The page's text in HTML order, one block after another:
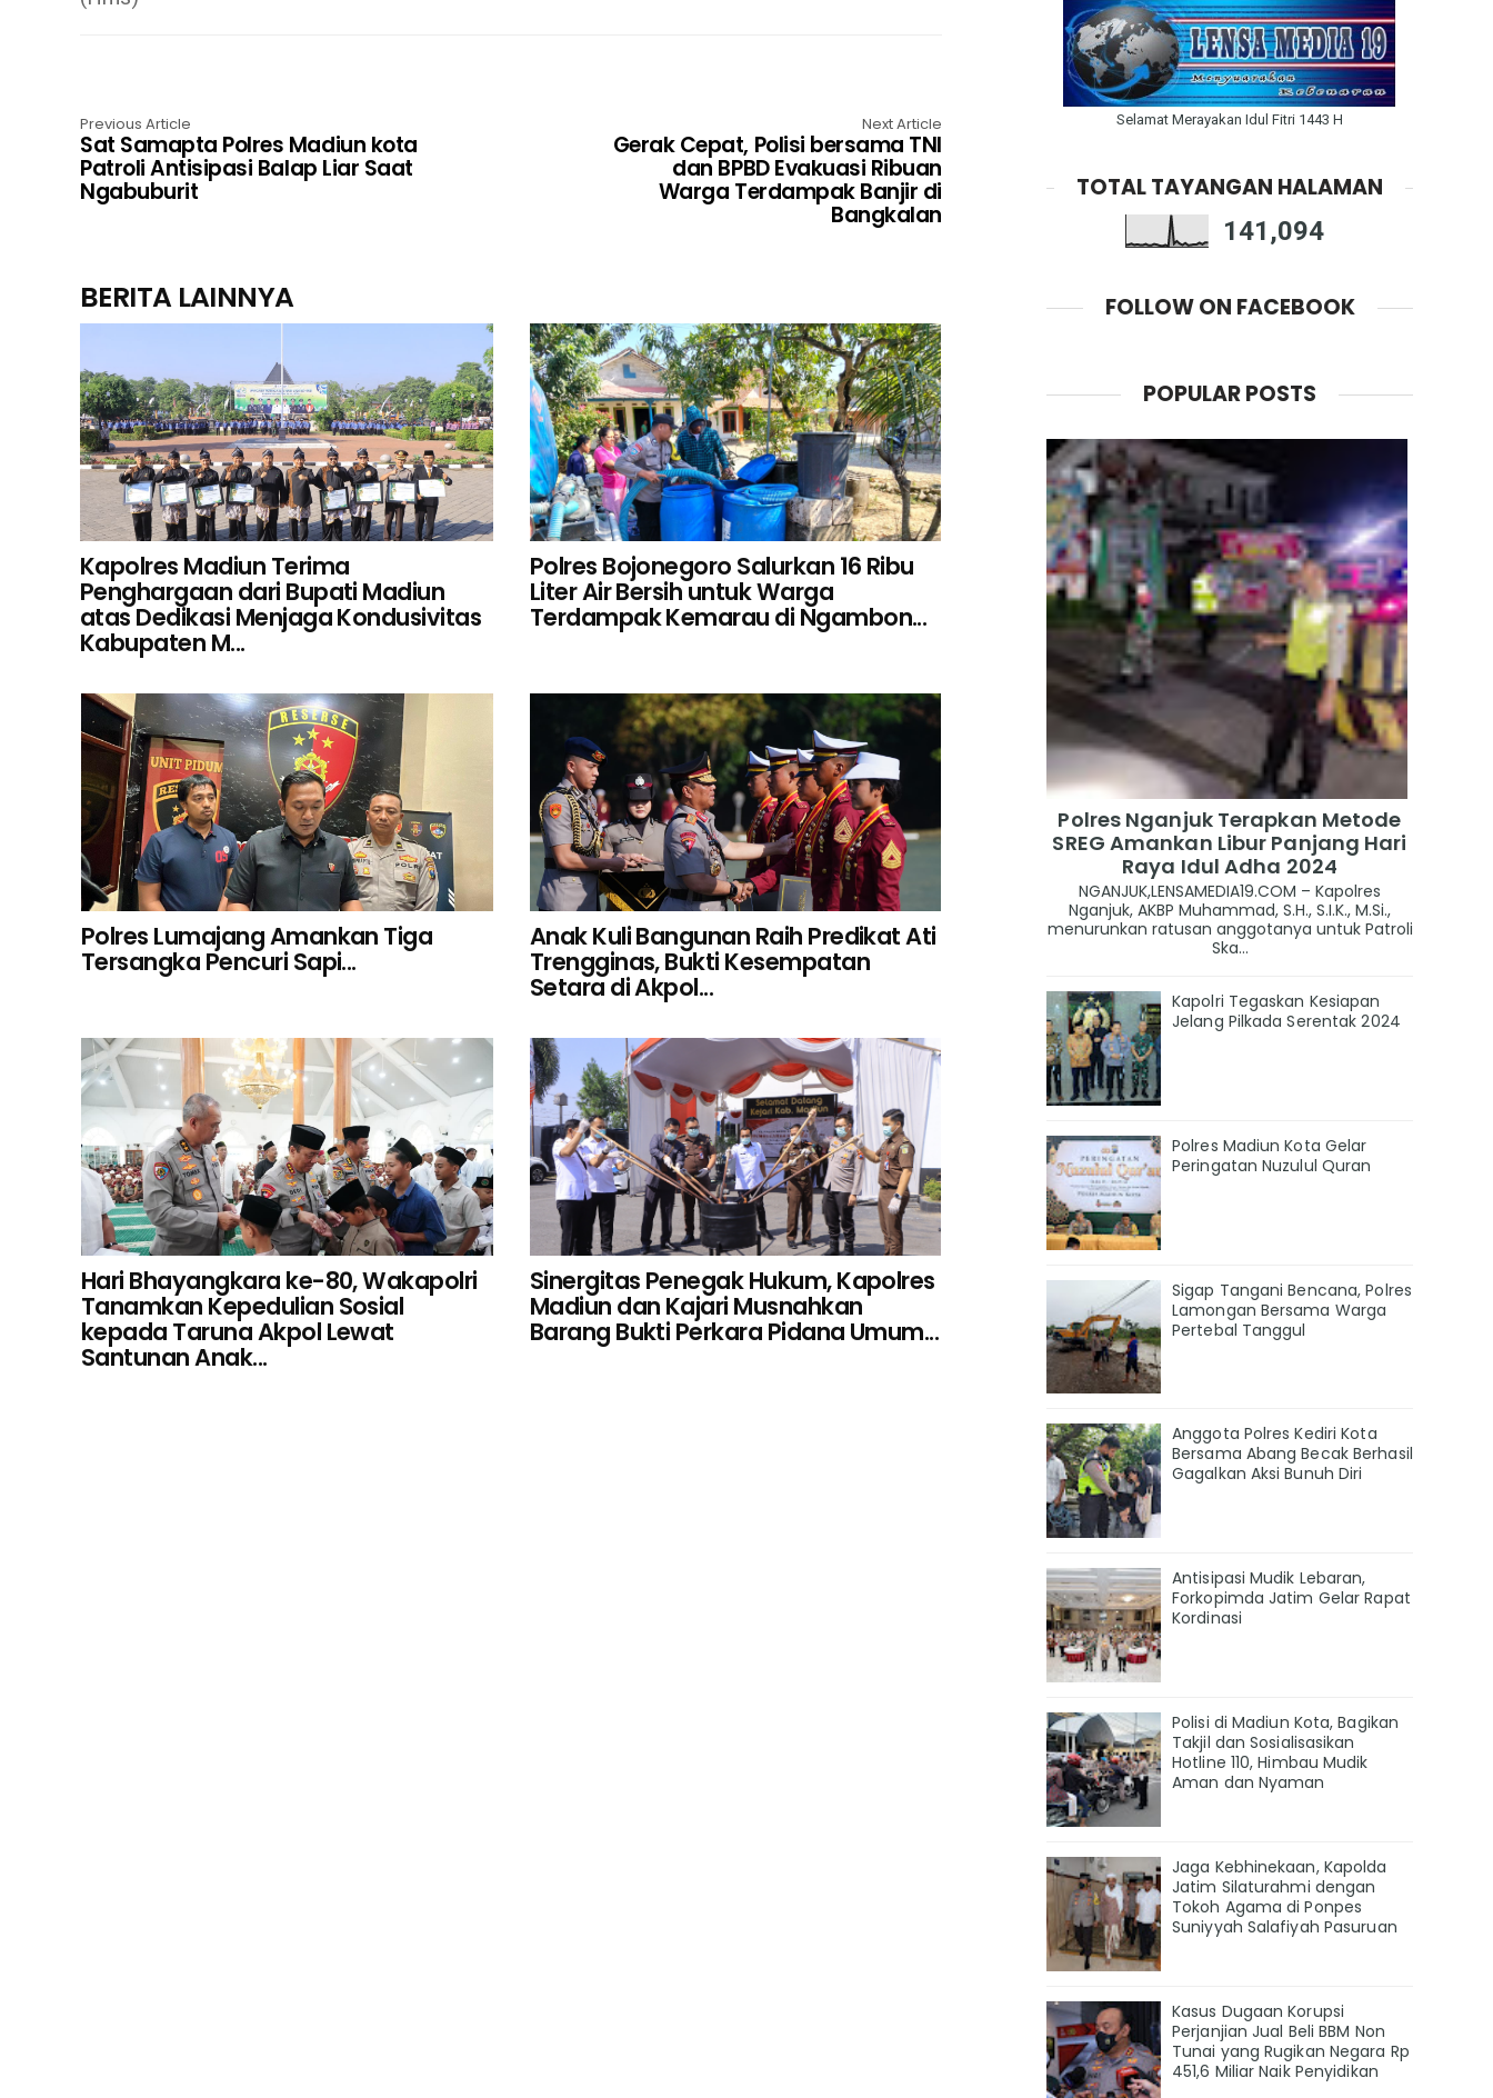
Previous Article
Sat Samapta Polres Madiun kota
Patroli Antisipasi Balap Liar Saat
Ngabuburit
Next Article
Gerak Cepat, Polisi bersama TNI
dan BPBD Evakuasi Ribuan
Warga Terdampak Banjir di
Bangkalan
BERITA LAINNYA
Kapolres Madiun Terima
Penghargaan dari Bupati Madiun
atas Dedikasi Menjaga Kondusivitas
Kabupaten M...
Polres Bojonegoro Salurkan 16 Ribu
Liter Air Bersih untuk Warga
Terdampak Kemarau di Ngambon...
Polres Lumajang Amankan Tiga
Tersangka Pencuri Sapi...
Anak Kuli Bangunan Raih Predikat Ati
Trengginas, Bukti Kesempatan
Setara di Akpol...
Hari Bhayangkara ke-80, Wakapolri
Tanamkan Kepedulian Sosial
kepada Taruna Akpol Lewat
Santunan Anak...
Sinergitas Penegak Hukum, Kapolres
Madiun dan Kajari Musnahkan
Barang Bukti Perkara Pidana Umum...
Selamat Merayakan Idul Fitri 1443 H
TOTAL TAYANGAN HALAMAN
141,094
FOLLOW ON FACEBOOK
POPULAR POSTS
Polres Nganjuk Terapkan Metode
SREG Amankan Libur Panjang Hari
Raya Idul Adha 2024
NGANJUK,LENSAMEDIA19.COM – Kapolres
Nganjuk, AKBP Muhammad, S.H., S.I.K., M.Si.,
menurunkan ratusan anggotanya untuk Patroli
Ska...
Kapolri Tegaskan Kesiapan
Jelang Pilkada Serentak 2024
Polres Madiun Kota Gelar
Peringatan Nuzulul Quran
Sigap Tangani Bencana, Polres
Lamongan Bersama Warga
Pertebal Tanggul
Anggota Polres Kediri Kota
Bersama Abang Becak Berhasil
Gagalkan Aksi Bunuh Diri
Antisipasi Mudik Lebaran,
Forkopimda Jatim Gelar Rapat
Kordinasi
Polisi di Madiun Kota, Bagikan
Takjil dan Sosialisasikan
Hotline 110, Himbau Mudik
Aman dan Nyaman
Jaga Kebhinekaan, Kapolda
Jatim Silaturahmi dengan
Tokoh Agama di Ponpes
Suniyyah Salafiyah Pasuruan
Kasus Dugaan Korupsi
Perjanjian Jual Beli BBM Non
Tunai yang Rugikan Negara Rp
451,6 Miliar Naik Penyidikan